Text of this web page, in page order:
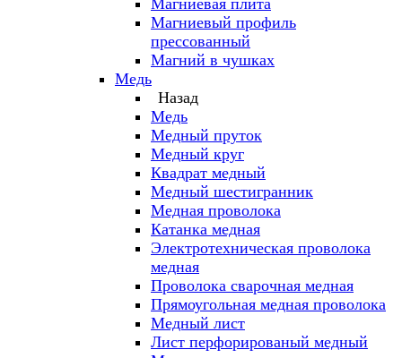
Магниевая плита
Магниевый профиль
прессованный
Магний в чушках
Медь
Назад
Медь
Медный пруток
Медный круг
Квадрат медный
Медный шестигранник
Медная проволока
Катанка медная
Электротехническая проволока
медная
Проволока сварочная медная
Прямоугольная медная проволока
Медный лист
Лист перфорированый медный